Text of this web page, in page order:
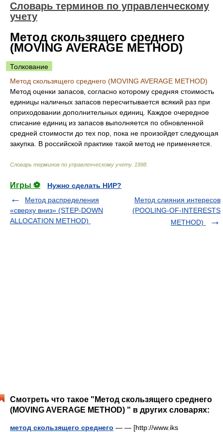
Словарь терминов по управленческому
учету
Метод скользящего среднего
(MOVING AVERAGE METHOD)
Толкование
Метод скользящего среднего (MOVING AVERAGE METHOD)
Метод оценки запасов, согласно которому средняя стоимость
единицы наличных запасов пересчитывается всякий раз при
оприходовании дополнительных единиц. Каждое очередное
списание единиц из запасов выполняется по обновленной
средней стоимости до тех пор, пока не произойдет следующая
закупка. В российской практике такой метод не применяется.
Словарь терминов по управленческому учету. 1998
Игры ⚽
Нужно сделать НИР?
Метод распределения
«сверху вниз» (STEP-DOWN
ALLOCATION METHOD)
Метод слияния интересов
(POOLING-OF-INTERESTS
METHOD)
Смотреть что такое "Метод скользящего среднего
(MOVING AVERAGE METHOD) " в других словарях:
метод скользящего среднего — — [http://www.iks